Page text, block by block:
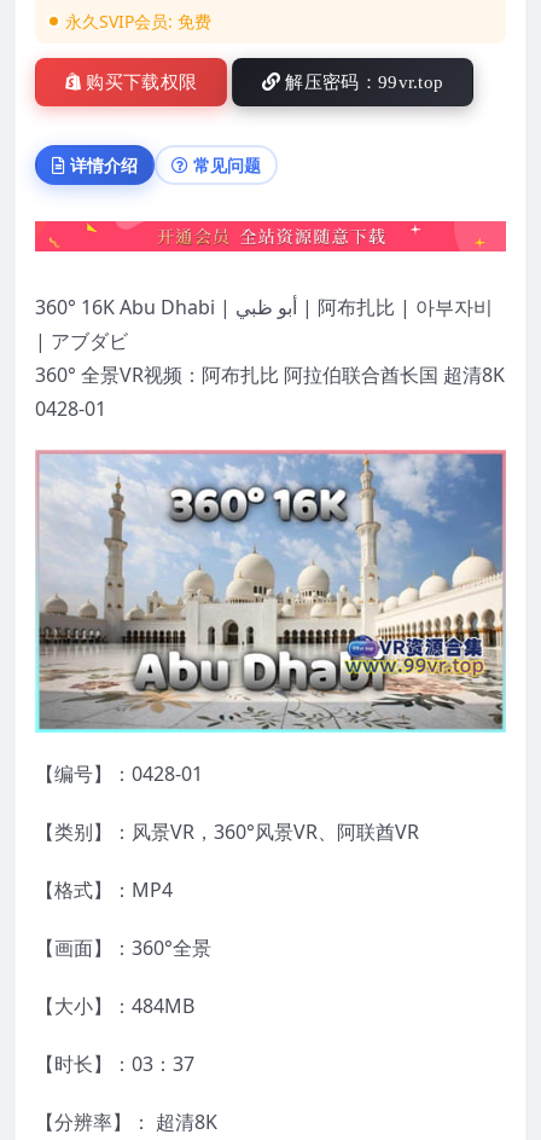
永久SVIP会员: 免费
购买下载权限 解压密码：99vr.top
详情介绍 常见问题
360° 16K Abu Dhabi | أبو ظبي | 阿布扎比 | 아부자비
| アブダビ
360° 全景VR视频：阿布扎比 阿拉伯联合酋长国 超清8K
0428-01
【编号】：0428-01
【类别】：风景VR，360°风景VR、阿联酋VR
【格式】：MP4
【画面】：360°全景
【大小】：484MB
【时长】：03：37
【分辨率】： 超清8K